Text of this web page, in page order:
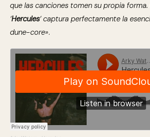
que las canciones tomen su propia
‘Hercules‘ captura perfectamente la
dune-core».